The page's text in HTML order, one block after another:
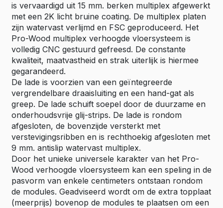
is vervaardigd uit 15 mm. berken multiplex afgewerkt
met een 2K licht bruine coating. De multiplex platen
zijn watervast verlijmd en FSC geproduceerd. Het
Pro-Wood multiplex verhoogde vloersysteem is
volledig CNC gestuurd gefreesd. De constante
kwaliteit, maatvastheid en strak uiterlijk is hiermee
gegarandeerd.
De lade is voorzien van een geïntegreerde
vergrendelbare draaisluiting en een hand-gat als
greep. De lade schuift soepel door de duurzame en
onderhoudsvrije glij-strips. De lade is rondom
afgesloten, de bovenzijde versterkt met
verstevigingsribben en is rechthoekig afgesloten met
9 mm. antislip watervast multiplex.
Door het unieke universele karakter van het Pro-
Wood verhoogde vloersysteem kan een speling in de
pasvorm van enkele centimeters ontstaan rondom
de modules. Geadviseerd wordt om de extra topplaat
(meerprijs) bovenop de modules te plaatsen om een